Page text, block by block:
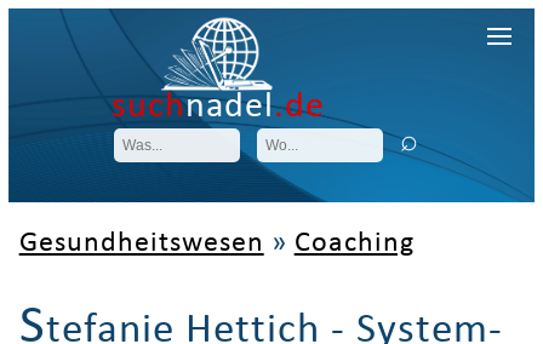
suchnadel.de
Gesundheitswesen » Coaching
Stefanie Hettich - System-